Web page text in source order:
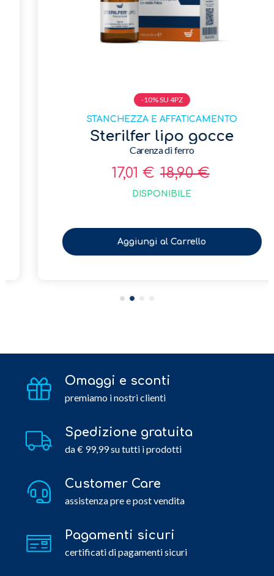
-10% SU 4PZ
STANCHEZZA E AFFATICAMENTO
Sterilfer lipo gocce
Carenza di ferro
17,01 € 18,90 €
DISPONIBILE
Aggiungi al Carrello
Omaggi e sconti
premiamo i nostri clienti
Spedizione gratuita
da € 99,99 su tutti i prodotti
Customer Care
assistenza pre e post vendita
Pagamenti sicuri
certificati di pagamenti sicuri